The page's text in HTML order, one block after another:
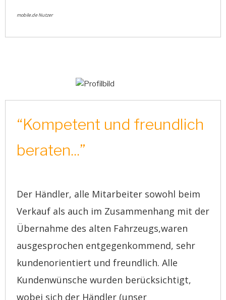
mobile.de Nutzer
“Kompetent und freundlich
beraten...”
​Der Händler, alle Mitarbeiter sowohl beim
Verkauf als auch im Zusammenhang mit der
Übernahme des alten Fahrzeugs,waren
ausgesprochen entgegenkommend, sehr
kundenorientiert und freundlich. Alle
Kundenwünsche wurden berücksichtigt,
wobei sich der Händler (unser